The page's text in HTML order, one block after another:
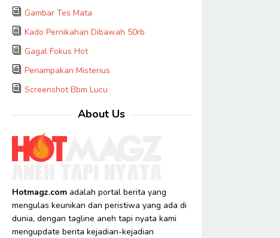
Gambar Tes Mata
Kado Pernikahan Dibawah 50rb
Gagal Fokus Hot
Penampakan Misterius
Screenshot Bbm Lucu
About Us
Hotmagz.comadalah portal berita yang
mengulas keunikan dan peristiwa yang ada di
dunia, dengan tagline aneh tapi nyata kami
mengupdate berita kejadian-kejadian